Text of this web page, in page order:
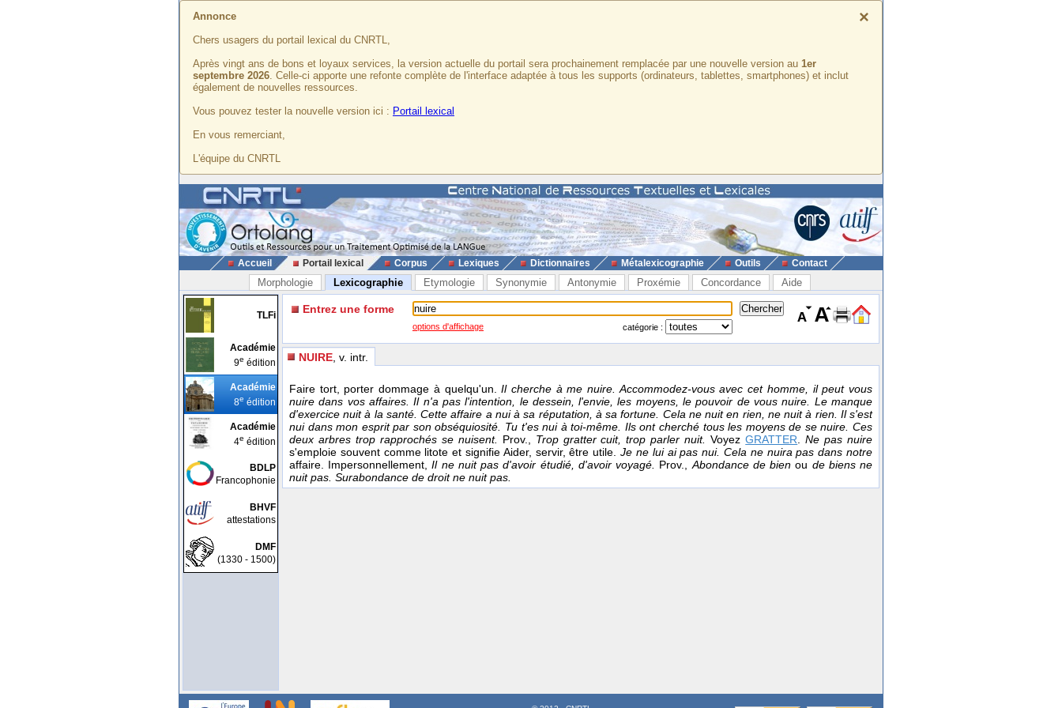
×
Annonce
Chers usagers du portail lexical du CNRTL,
Après vingt ans de bons et loyaux services, la version actuelle du portail sera prochainement remplacée par une nouvelle version au 1er
septembre 2026. Celle-ci apporte une refonte complète de l'interface adaptée à tous les supports (ordinateurs, tablettes, smartphones) et inclut
également de nouvelles ressources.
Vous pouvez tester la nouvelle version ici : Portail lexical
En vous remerciant,
L'équipe du CNRTL
Accueil Portail lexical Corpus Lexiques Dictionnaires Métalexicographie Outils Contact
Morphologie Lexicographie Etymologie Synonymie Antonymie Proxémie Concordance Aide
TLFi
Académie
9e édition
Académie
8e édition
Académie
4e édition
BDLP
Francophonie
BHVF
attestations
DMF
(1330 - 1500)
Entrez une forme
options d'affichage catégorie :
NUIRE , v. intr.
Faire tort, porter dommage à quelqu'un.Il cherche à me nuire. Accommodez-vous avec cet homme, il peut vous
nuire dans vos affaires. Il n'a pas l'intention, le dessein, l'envie, les moyens, le pouvoir de vous nuire. Le manque
d'exercice nuit à la santé. Cette affaire a nui à sa réputation, à sa fortune. Cela ne nuit en rien, ne nuit à rien. Il s'est
nui dans mon esprit par son obséquiosité. Tu t'es nui à toi-même. Ils ont cherché tous les moyens de se nuire. Ces
deux arbres trop rapprochés se nuisent. Prov., Trop gratter cuit, trop parler nuit.VoyezGRATTER.Ne pas nuire
s'emploie souvent comme litote et signifie Aider, servir, être utile.Je ne lui ai pas nui. Cela ne nuira pas dans notre
affaire. Impersonnellement,Il ne nuit pas d'avoir étudié, d'avoir voyagé. Prov.,Abondance de bienou de biens ne
nuit pas. Surabondance de droit ne nuit pas.